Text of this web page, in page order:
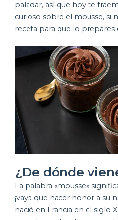
paladar, así que hoy te
curioso sobre el mousse, si
receta para que lo prepares
¿De dónde
La palabra «mousse»
¡vaya que hacer honor a su
nació en Francia en el siglo